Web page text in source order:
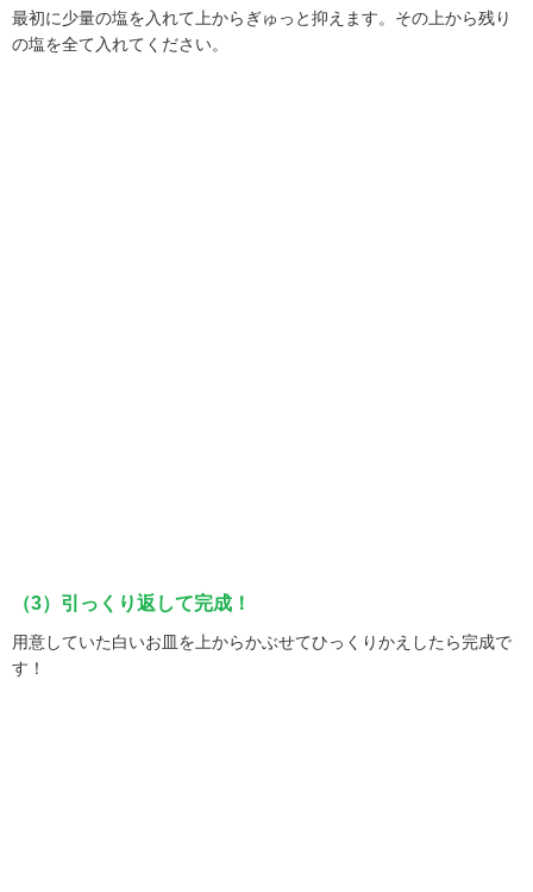
最初に少量の塩を入れて上からぎゅっと抑えます。その上から残り
の塩を全て入れてください。
（3）引っくり返して完成！
用意していた白いお皿を上からかぶせてひっくりかえしたら完成で
す！